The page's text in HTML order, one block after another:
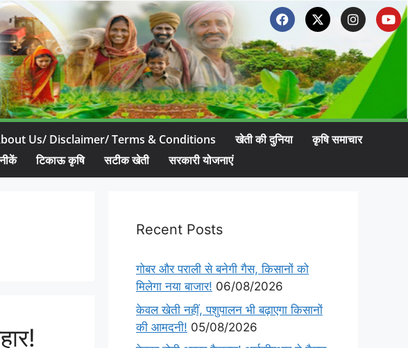
Us/ Disclaimer/ Terms & Conditions खेती की दुनिया
कृषि समाचार
टिकाऊ कृषि सटीक खेती सरकारी योजनाएं
Recent Posts
गोबर और पराली से बनेगी गैस, किसानों को
मिलेगा नया बाजार! 06/08/2026
केवल खेती नहीं, पशुपालन भी बढ़ाएगा किसानों
की आमदनी! 05/08/2026